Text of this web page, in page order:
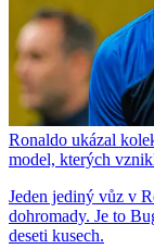
Ronaldo ukázal
model, kterých
Jeden jediný vůz v
dohromady. Je to
deseti kusech.